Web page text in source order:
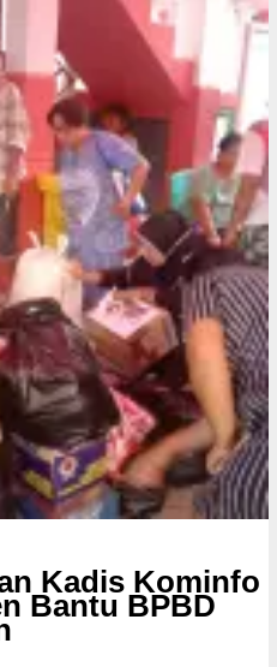
s
i
Kadis Kominfo
Bantu BPBD